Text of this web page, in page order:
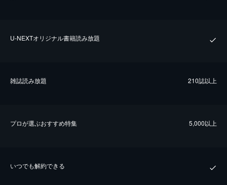
U-NEXTオリジナル書籍読み放題
雑誌読み放題 210誌以上
プロが選ぶおすすめ特集 5,000以上
いつでも解約できる